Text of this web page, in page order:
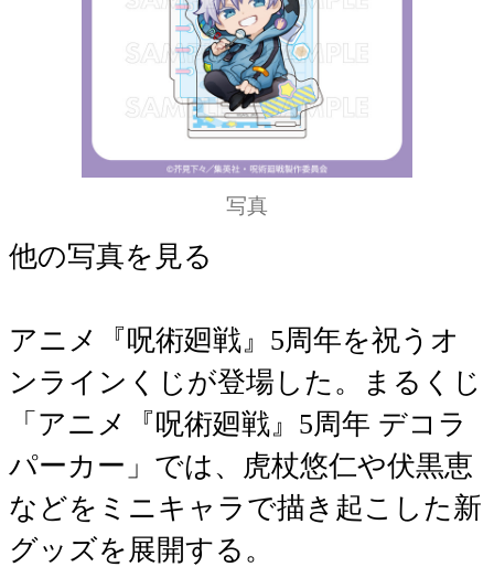
写真
他の写真を見る
アニメ『呪術廻戦』5周年を祝うオ
ンラインくじが登場した。まるくじ
「アニメ『呪術廻戦』5周年 デコラ
パーカー」では、虎杖悠仁や伏黒恵
などをミニキャラで描き起こした新
グッズを展開する。